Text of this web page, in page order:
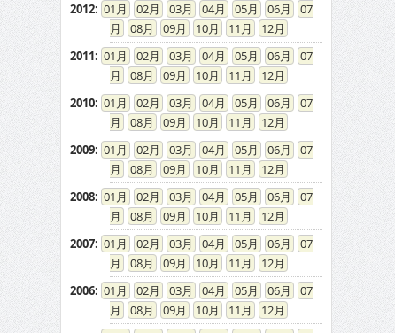
2012: 01 02 03 04 05 06
07
08
09 10 11
12
2011: 01 02 03 04 05 06
07
08
09 10 11
12
2010: 01 02 03 04 05 06
07
08
09 10 11
12
2009: 01 02 03 04 05 06
07
08
09 10 11
12
2008: 01 02 03 04 05 06
07
08
09 10 11
12
2007: 01 02 03 04 05 06
07
08
09 10 11
12
2006: 01 02 03 04 05 06
07
08
09 10 11
12